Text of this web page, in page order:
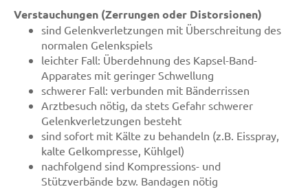
Verstauchungen (Zerrungen oder Distorsionen)
sind Gelenkverletzungen mit Überschreitung des
normalen Gelenkspiels
leichter Fall: Überdehnung des Kapsel-Band-
Apparates mit geringer Schwellung
schwerer Fall: verbunden mit Bänderrissen
Arztbesuch nötig, da stets Gefahr schwerer
Gelenkverletzungen besteht
sind sofort mit Kälte zu behandeln (z.B. Eisspray,
kalte Gelkompresse, Kühlgel)
nachfolgend sind Kompressions- und
Stützverbände bzw. Bandagen nötig